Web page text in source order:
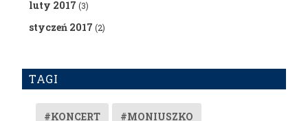
luty 2017 (3)
styczeń 2017 (2)
TAGI
#KONCERT #MONIUSZKO